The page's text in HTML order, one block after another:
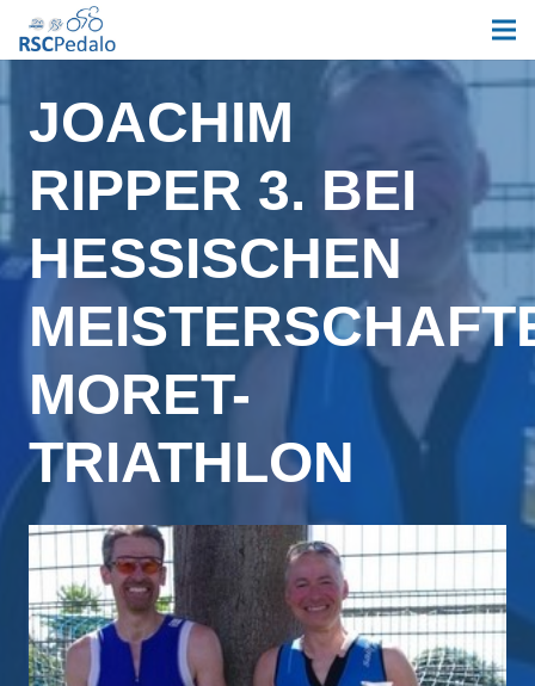
JOACHIM
RIPPER 3. BEI
HESSISCHEN
MORET-
TRIATHLON